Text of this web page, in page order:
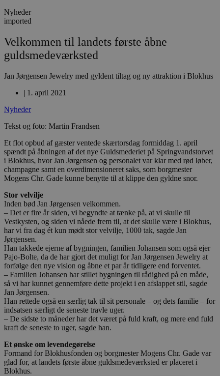
Nyheder
imported
Velkommen til landets første åbne
guldsmedeværksted
Jan Jørgensen Jewelry med gyldent tiltag og ny attraktion i Blokhus
| 1. april 2021
Nyheder
Tekst og foto: Martin Frandsen
Et flot opbud af gæster ventede skærtorsdag formiddag 1. april
spændt på åbningen af det nye Guldsmederiet på Springvandstorvet
i Blokhus, hvor Jan Jørgensen og personalet var klar med rød løber,
champagne samt en overdimensioneret saks, som borgmester
Mogens Chr. Gade kunne benytte til at klippe den gyldne snor.
Stor velvilje
Inden bød Jan Jørgensen velkommen.
– Det er fire år siden, vi begyndte at tænke på, at vi skulle til
Vestkysten, og siden vi nåede frem til, at det skulle være i Blokhus,
har vi fra dag ét kun mødt stor velvilje, 1000 tak, sagde Jan
Jørgensen.
Han takkede ejerne af bygningen, familien Johansen som også ejer
Pajo-Bolte, da de har gjort det muligt for Jan Jørgensen Jewelry at
forfølge den nye vision og åbne et par år tidligere end forventet.
– Familien Johansen har stillet bygningen til rådighed på en måde,
så vi har kunnet gennemføre dette projekt i en afslappet stil, sagde
Jan Jørgensen.
Han rettede også en særlig tak til sit personale – og dets familie – for
indsatsen særligt de seneste travle uger.
– De sidste to måneder har det været på fuld kraft, og mere end fuld
kraft de seneste to uger, sagde han.
Et ønske om levendegørelse
Formand for Blokhusfonden og borgmester Mogens Chr. Gade var
glad for, at landets første åbne guldsmedeværksted er placeret i
Blokhus.